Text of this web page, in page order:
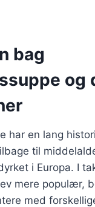
bag
og
har en lang
til
i Europa. I
mere populær,
med